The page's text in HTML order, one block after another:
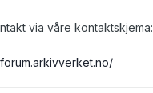
via våre kontaktskjema: